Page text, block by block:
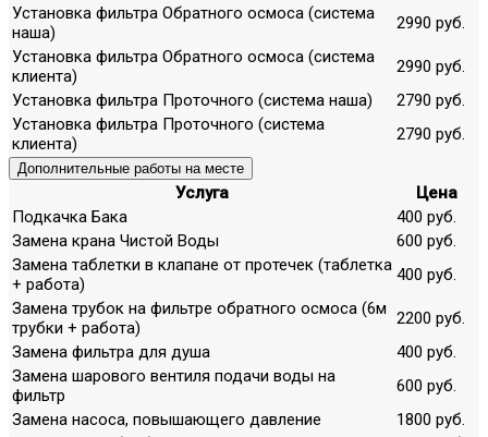
Установка фильтра Обратного осмоса (система
наша)
2990 руб.
Установка фильтра Обратного осмоса (система
клиента)
2990 руб.
Установка фильтра Проточного (система наша)
2790 руб.
Установка фильтра Проточного (система
клиента)
2790 руб.
Дополнительные работы на месте
Услуга
Цена
Подкачка Бака
400 руб.
Замена крана Чистой Воды
600 руб.
Замена таблетки в клапане от протечек (таблетка
+ работа)
400 руб.
Замена трубок на фильтре обратного осмоса (6м
трубки + работа)
2200 руб.
Замена фильтра для душа
400 руб.
Замена шарового вентиля подачи воды на
фильтр
600 руб.
Замена насоса, повышающего давление
1800 руб.